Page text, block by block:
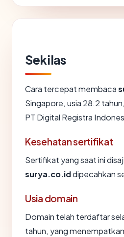
Sekilas
Cara tercepat membaca
Singapore, usia 28.2
PT Digital Registra
Kesehatan sertifikat
Sertifikat yang saat ini
surya.co.iddipecahkan
Usia domain
Domain telah terdaftar
tahun, yang